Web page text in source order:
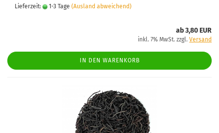
Lieferzeit: 1-3 Tage (Ausland abweichend)
ab 3,80 EUR
inkl. 7% MwSt. zzgl. Versand
IN DEN WARENKORB